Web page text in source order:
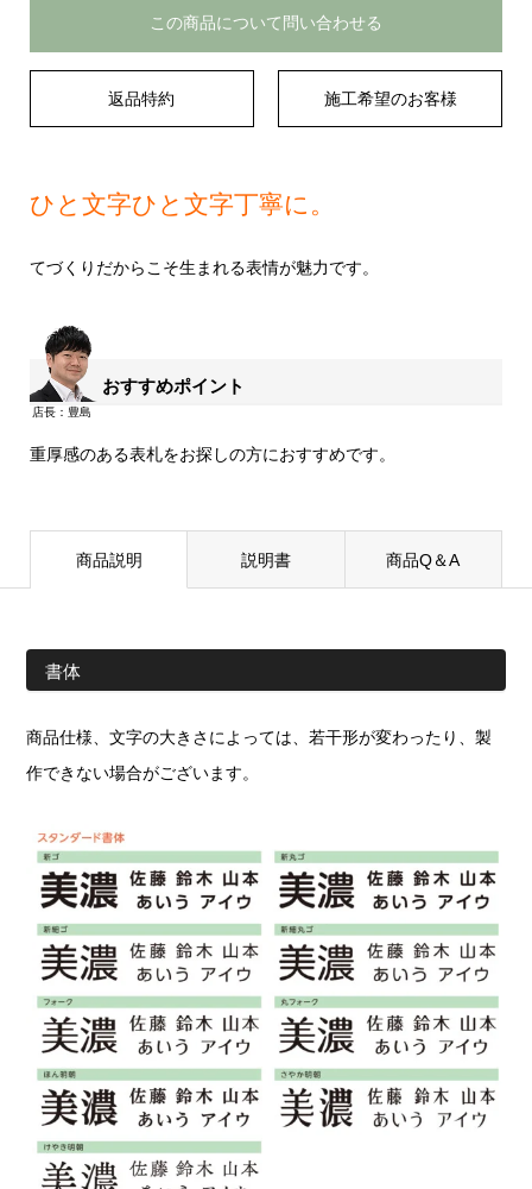
この商品について問い合わせる
返品特約 施工希望のお客様
ひと文字ひと文字丁寧に。
てづくりだからこそ生まれる表情が魅力です。
おすすめポイント
重厚感のある表札をお探しの方におすすめです。
商品説明 説明書 商品Q＆A
書体
商品仕様、文字の大きさによっては、若干形が変わったり、製
作できない場合がございます。